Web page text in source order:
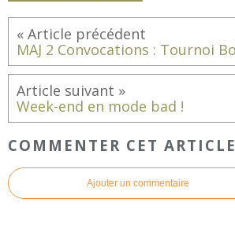
Week-end en mode bad !
COMMENTER CET ARTICLE
Ajouter un commentaire